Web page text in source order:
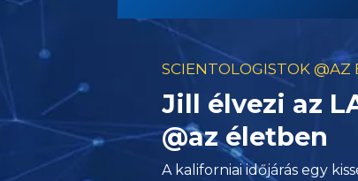
SCIENTOLOGISTOK @AZ
Jill élvezi az
@az életben
A kaliforniai időjárás egy